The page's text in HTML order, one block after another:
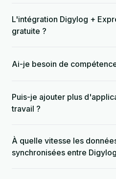
L'intégration Digylog +
gratuite ?
Ai-je besoin de
Puis-je ajouter plus
travail ?
À quelle vitesse les
synchronisées entre